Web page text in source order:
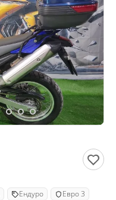
Ендуро Евро 3